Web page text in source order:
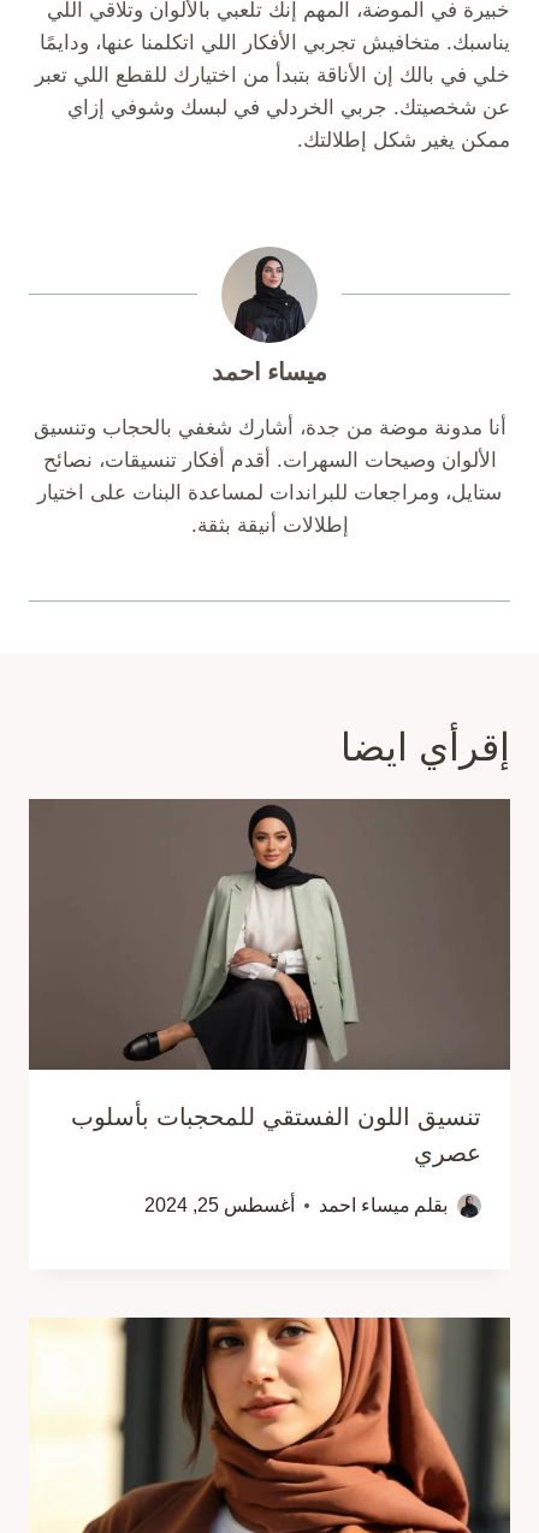
خبيرة في الموضة، المهم إنك تلعبي بالألوان وتلاقي اللي
يناسبك. متخافيش تجربي الأفكار اللي اتكلمنا عنها، ودايمًا
خلي في بالك إن الأناقة بتبدأ من اختيارك للقطع اللي تعبر
عن شخصيتك. جربي الخردلي في لبسك وشوفي إزاي
ممكن يغير شكل إطلالتك.
ميساء احمد
أنا مدونة موضة من جدة، أشارك شغفي بالحجاب وتنسيق
الألوان وصيحات السهرات. أقدم أفكار تنسيقات، نصائح
ستايل، ومراجعات للبراندات لمساعدة البنات على اختيار
إطلالات أنيقة بثقة.
إقرأي ايضا
تنسيق اللون الفستقي للمحجبات بأسلوب
عصري
بقلم ميساء احمد أغسطس 25, 2024